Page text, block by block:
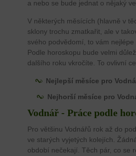
a nebo se bude jednat o nějaký
V některých měsících (hlavně v
sklony trochu zmatkařit, ale v
svého podvědomí, to vám
Podle horoskopu bude velmi
dalšího roku vkročíte. To ovlivní
Nejlepší měsíce pro
Nejhorší měsíce pro
Vodnář - Práce podle
Pro většinu Vodnářů rok až do
ve starých vyjetých kolejích.
období nečekají. Těch pár, co se